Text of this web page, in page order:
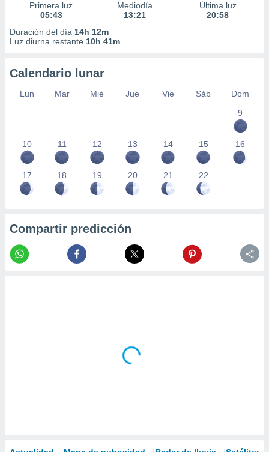
Primera luz
05:43
Mediodía
13:21
Última luz
20:58
Duración del día 14h 12m
Luz diurna restante 10h 41m
Calendario lunar
Lun Mar Mié Jue Vie Sáb
Dom
9
10 11 12 13 14 15 16
17 18 19 20 21 22
Compartir predicción